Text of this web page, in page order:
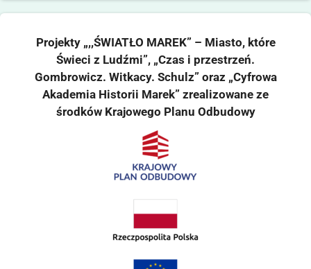
Projekty „,,ŚWIATŁO MAREK” – Miasto, które
Świeci z Ludźmi”, „Czas i przestrzeń.
Gombrowicz. Witkacy. Schulz” oraz „Cyfrowa
Akademia Historii Marek” zrealizowane ze
środków Krajowego Planu Odbudowy